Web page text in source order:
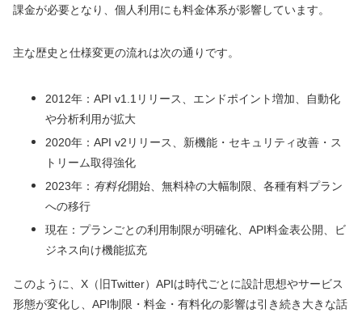
課金が必要となり、個人利用にも料金体系が影響しています。
主な歴史と仕様変更の流れは次の通りです。
2012年：API v1.1リリース、エンドポイント増加、自動化
や分析利用が拡大
2020年：API v2リリース、新機能・セキュリティ改善・ス
トリーム取得強化
2023年： 有料化開始、無料枠の大幅制限、各種有料プラン
への移行
現在：プランごとの利用制限が明確化、API料金表公開、ビ
ジネス向け機能拡充
このように、X（旧Twitter）APIは時代ごとに設計思想やサービス
形態が変化し、API制限・料金・有料化の影響は引き続き大きな話